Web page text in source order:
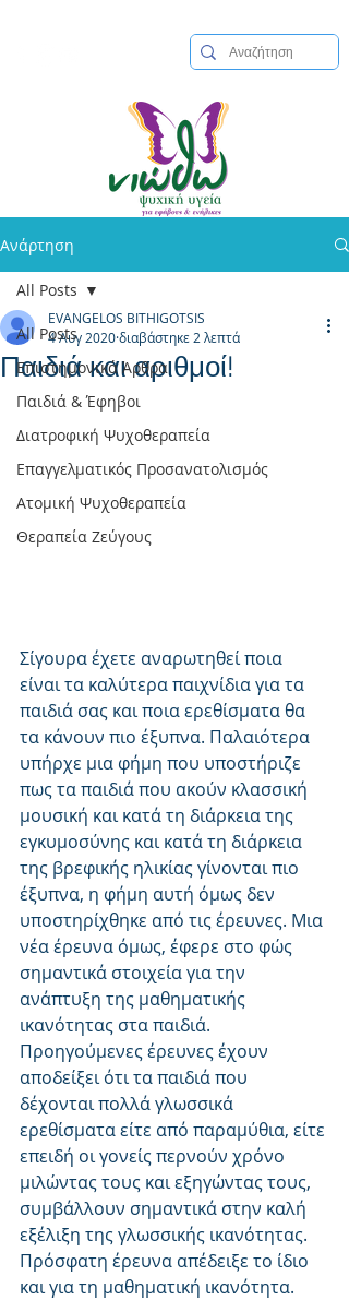
Ανάρτηση
All Posts
Επιστημονικά Άρθρα
Παιδιά & Έφηβοι
Διατροφική Ψυχοθεραπεία
Επαγγελματικός Προσανατολισμός
Ατομική Ψυχοθεραπεία
Θεραπεία Ζεύγους
All Posts
Παιδιά και αριθμοί!
EVANGELOS BITHIGOTSIS
4 Αυγ 2020διαβάστηκε 2 λεπτά
Σίγουρα έχετε αναρωτηθεί ποια
είναι τα καλύτερα παιχνίδια για τα
παιδιά σας και ποια ερεθίσματα θα
τα κάνουν πιο έξυπνα. Παλαιότερα
υπήρχε μια φήμη που υποστήριζε
πως τα παιδιά που ακούν κλασσική
μουσική και κατά τη διάρκεια της
εγκυμοσύνης και κατά τη διάρκεια
της βρεφικής ηλικίας γίνονται πιο
έξυπνα, η φήμη αυτή όμως δεν
υποστηρίχθηκε από τις έρευνες. Μια
νέα έρευνα όμως, έφερε στο φώς
σημαντικά στοιχεία για την
ανάπτυξη της μαθηματικής
ικανότητας στα παιδιά.
Προηγούμενες έρευνες έχουν
αποδείξει ότι τα παιδιά που
δέχονται πολλά γλωσσικά
ερεθίσματα είτε από παραμύθια, είτε
επειδή οι γονείς περνούν χρόνο
μιλώντας τους και εξηγώντας τους,
συμβάλλουν σημαντικά στην καλή
εξέλιξη της γλωσσικής ικανότητας.
Πρόσφατη έρευνα απέδειξε το ίδιο
και για τη μαθηματική ικανότητα.